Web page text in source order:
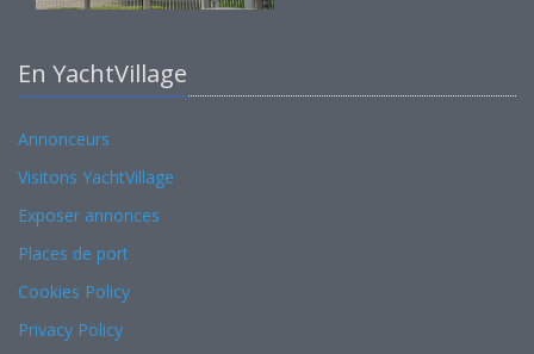
En YachtVillage
Annonceurs
Visitons YachtVillage
Exposer annonces
Places de port
Cookies Policy
Privacy Policy